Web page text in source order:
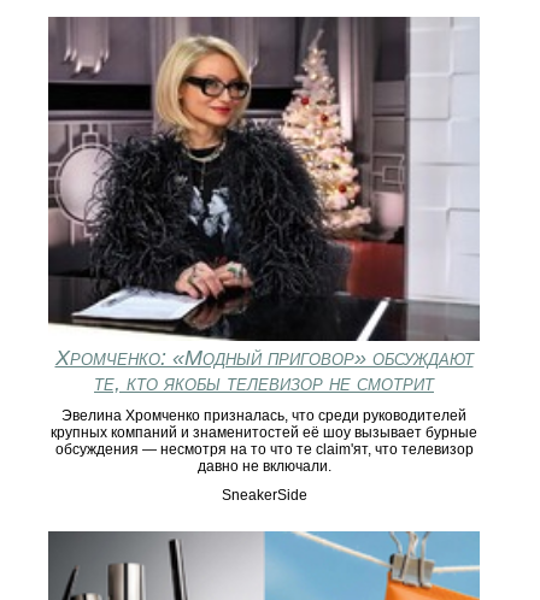
Хромченко: «Модный приговор» обсуждают
те, кто якобы телевизор не смотрит
Эвелина Хромченко призналась, что среди руководителей
крупных компаний и знаменитостей её шоу вызывает бурные
обсуждения — несмотря на то что те claim'ят, что телевизор
давно не включали.
SneakerSide